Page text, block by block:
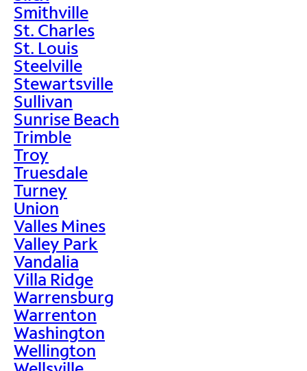
Smithville
St. Charles
St. Louis
Steelville
Stewartsville
Sullivan
Sunrise Beach
Trimble
Troy
Truesdale
Turney
Union
Valles Mines
Valley Park
Vandalia
Villa Ridge
Warrensburg
Warrenton
Washington
Wellington